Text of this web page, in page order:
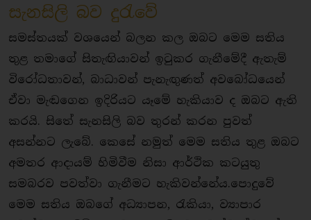
සැනසිලි බව දුරැවේ
සමස්තයක් වශයෙන් බලන කල ඔබට මෙම සතිය
තුළ තමාගේ සිතැඟියාවන් ඉටුකර ගැනීමේදී ඇතැම්
විරෝධතාවන්, බාධාවන් පැනැඟුණත් අවබෝධයෙන්
ඒවා මැඬගෙන ඉදිරියට යෑමේ හැකියාව ද ඔබට ඇති
කරයි. සිතේ සැනසිලි බව තුරන් කරන පුවත්
අසන්නට ලැබේ. කෙසේ නමුත් මෙම සතිය තුළ ඔබට
අමතර ආදායම් හිමිවීම නිසා ආර්ථික කටයුතු
සමබරව පවත්වා ගැනීමට හැකිවන්නේය.පොදුවේ
මෙම සතිය ඔබගේ අධ්‍යාපන, රැකියා, ව්‍යාපාර